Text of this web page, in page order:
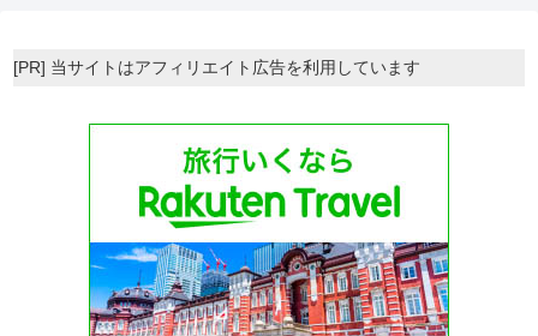
[PR] 当サイトはアフィリエイト広告を利用しています